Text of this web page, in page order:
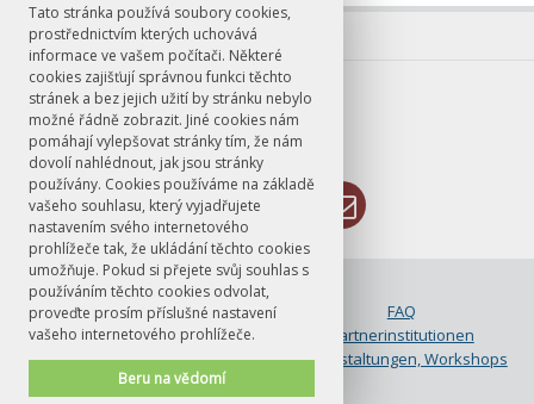
Tato stránka používá soubory cookies,
prostřednictvím kterých uchovává
informace ve vašem počítači. Některé
cookies zajišťují správnou funkci těchto
stránek a bez jejich užití by stránku nebylo
možné řádně zobrazit. Jiné cookies nám
pomáhají vylepšovat stránky tím, že nám
dovolí nahlédnout, jak jsou stránky
používány. Cookies používáme na základě
vašeho souhlasu, který vyjadřujete
nastavením svého internetového
prohlížeče tak, že ukládání těchto cookies
umožňuje. Pokud si přejete svůj souhlas s
používáním těchto cookies odvolat,
proveďte prosím příslušné nastavení
vašeho internetového prohlížeče.
Beru na vědomí
E-mail
ddprahaleipzig@ff.cuni.cz
© FF UK 2026
Bewerbung
FAQ
Kontakt
Partnerinstitutionen
Studium
Veranstaltungen, Workshops